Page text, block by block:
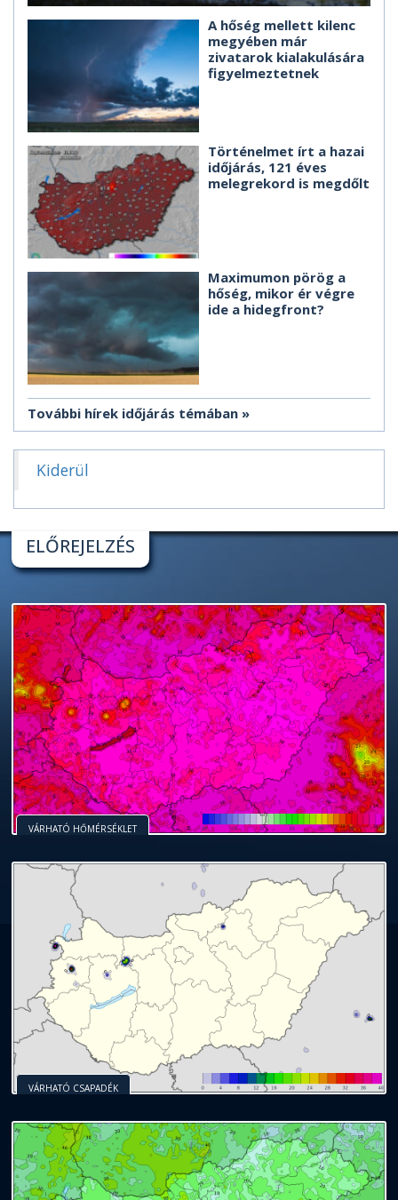
A hőség mellett kilenc
megyében már
zivatarok kialakulására
figyelmeztetnek
Történelmet írt a hazai
időjárás, 121 éves
melegrekord is megdőlt
Maximumon pörög a
hőség, mikor ér végre
ide a hidegfront?
További hírek időjárás témában
Kiderül
ELŐREJELZÉS
VÁRHATÓ HŐMÉRSÉKLET
VÁRHATÓ CSAPADÉK